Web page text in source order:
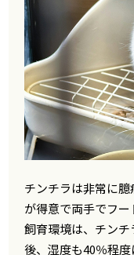
チンチラは非常に
が得意で両手でフー
飼育環境は、チン
後、湿度も40％程